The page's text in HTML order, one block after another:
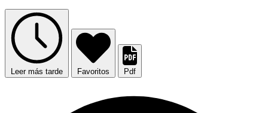
Leer más tarde Favoritos Pdf